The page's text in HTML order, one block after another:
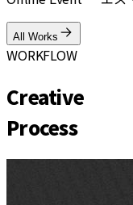
All Works
WORKFLOW
Creative
Process